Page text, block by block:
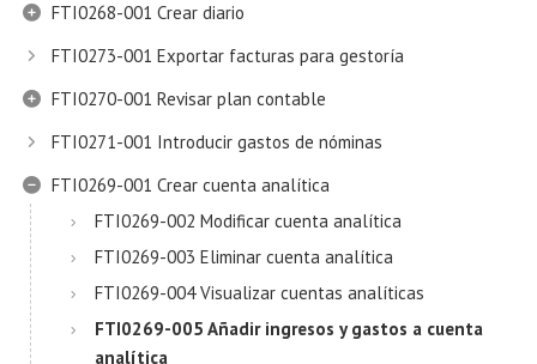
FTI0268-001 Crear diario
FTI0273-001 Exportar facturas para gestoría
FTI0270-001 Revisar plan contable
FTI0271-001 Introducir gastos de nóminas
FTI0269-001 Crear cuenta analítica
FTI0269-002 Modificar cuenta analítica
FTI0269-003 Eliminar cuenta analítica
FTI0269-004 Visualizar cuentas analíticas
FTI0269-005 Añadir ingresos y gastos a cuenta
analítica